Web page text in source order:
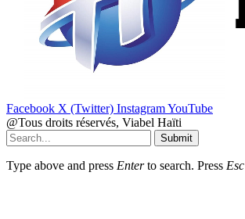
Facebook X (Twitter) InstagramYouTube
@Tous droits réservés, Viabel Haïti
Submit
Type above and press Enterto search. Press Esc